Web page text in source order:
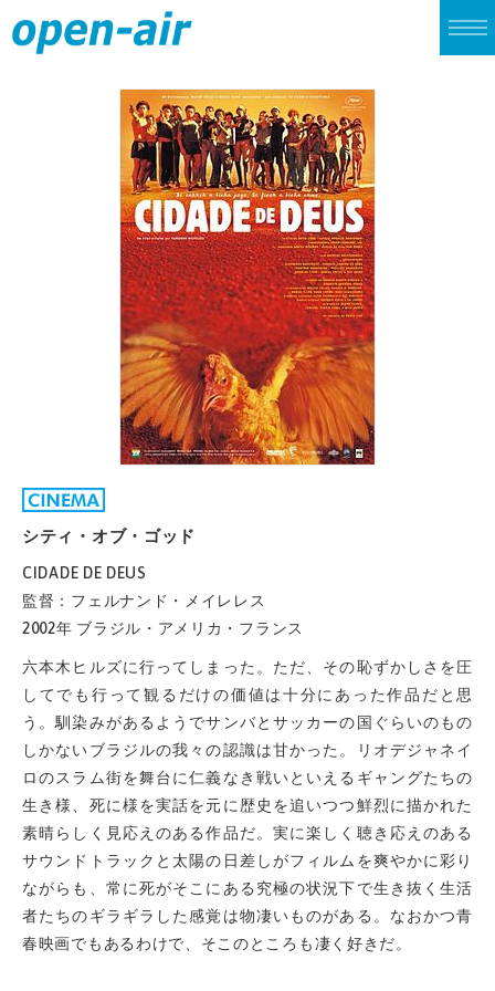
LIVE
CINEMA
ALBUM
SINGLE
ARCHIVES
シティ・オブ・ゴッド
CIDADE DE DEUS
監督：フェルナンド・メイレレス
2002年 ブラジル・アメリカ・フランス
六本木ヒルズに行ってしまった。ただ、その恥ずかしさを圧
してでも行って観るだけの価値は十分にあった作品だと思
う。馴染みがあるようでサンバとサッカーの国ぐらいのもの
しかないブラジルの我々の認識は甘かった。リオデジャネイ
ロのスラム街を舞台に仁義なき戦いといえるギャングたちの
生き様、死に様を実話を元に歴史を追いつつ鮮烈に描かれた
素晴らしく見応えのある作品だ。実に楽しく聴き応えのある
サウンドトラックと太陽の日差しがフィルムを爽やかに彩り
ながらも、常に死がそこにある究極の状況下で生き抜く生活
者たちのギラギラした感覚は物凄いものがある。なおかつ青
春映画でもあるわけで、そこのところも凄く好きだ。